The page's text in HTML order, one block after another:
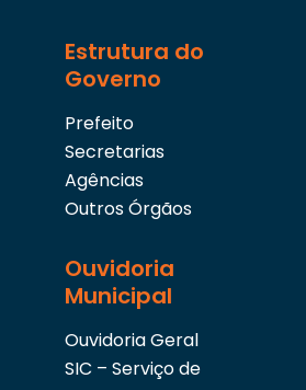
Estrutura do
Governo
Prefeito
Secretarias
Agências
Outros Órgãos
Ouvidoria
Municipal
Ouvidoria Geral
SIC – Serviço de